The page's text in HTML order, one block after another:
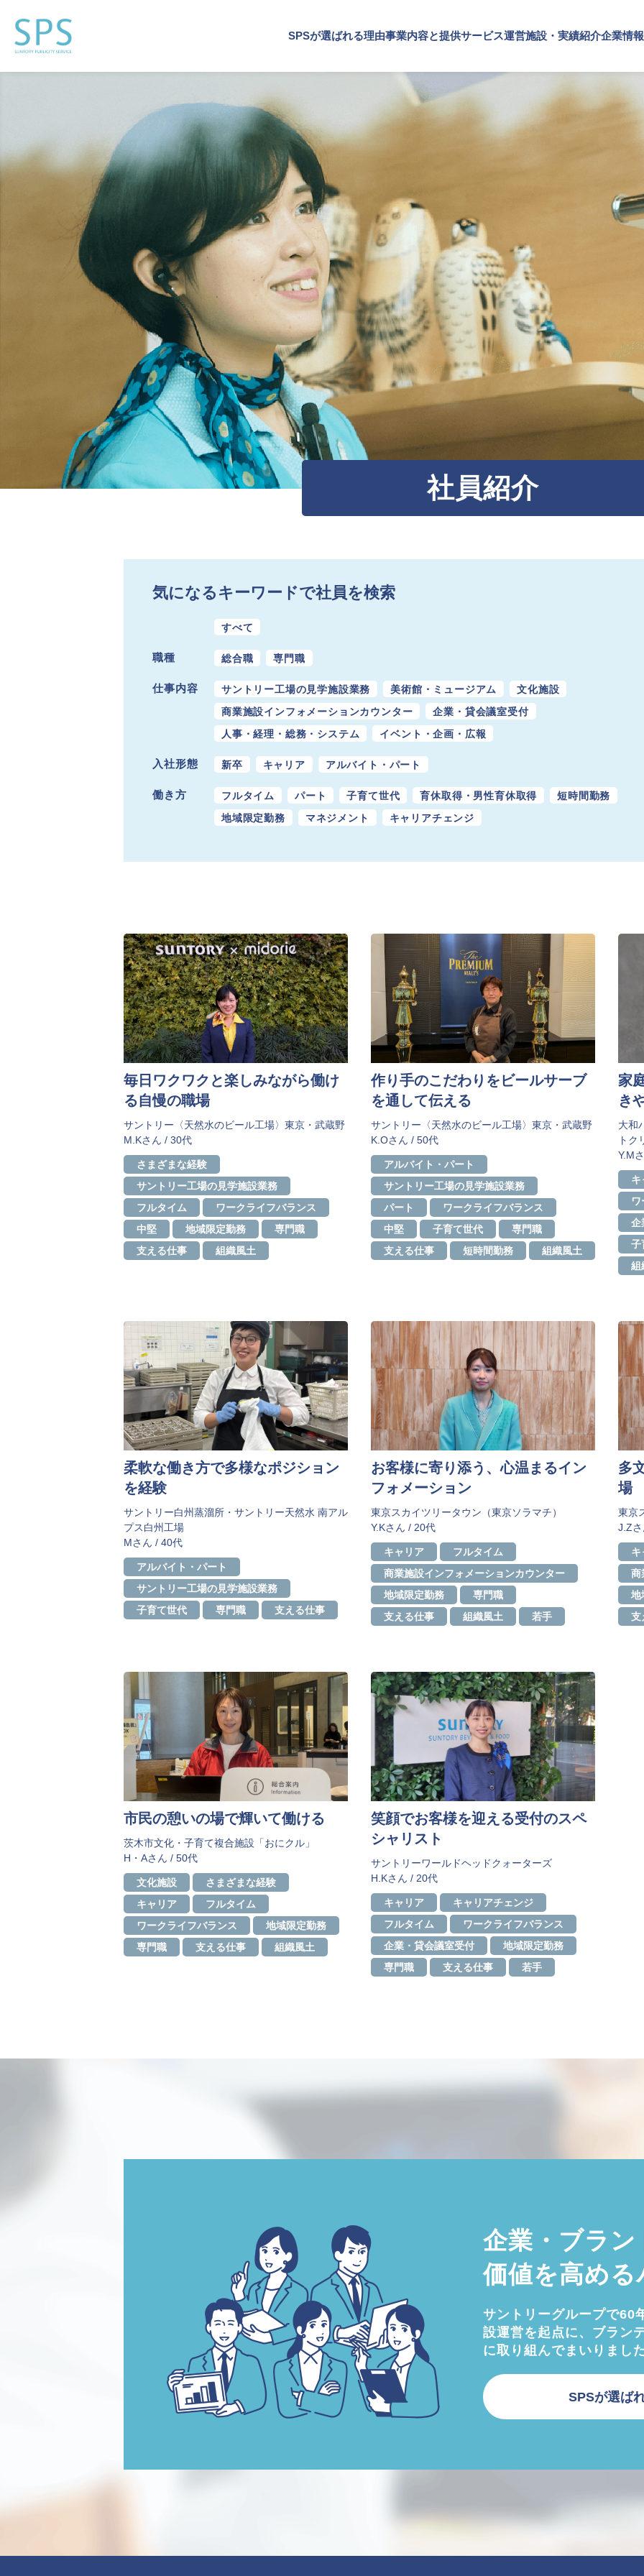
SPSが選ばれる理由事業内容と提供サービス
事業内容と提供サービス
企業・ブランドの価値向上
企業施設運営
企業施設コンサルティング
イベント企画・運営
サステナビリティ活動
デジタルマーケティング・制作
ビジネスサポート
文化・芸術振興や地域活性化
事業企画制作
文化施策策定支援
サービスDX・デジタル活用
運営施設・実績紹介
運営施設・実績紹介
運営施設
企業情報
トップメッセージ
企業理念
会社概要・アクセス
TOP
SPSが選ばれる理由
事業内容と提供サービス
企業施設コンサルティング
イベント企画・運営
サステナビリティ活動
デジタルマーケティング・制作
ビジネスサポート
文化・芸術振興や地域活性化
文化施設運営
文化施設コンサルティング
事業企画制作
文化施策策定支援
サービスDX・デジタル活用
社員紹介
気になるキーワードで社員を検索
すべて
職種 総合職 専門職
仕事内容 サントリー工場の見学施設業務 美術館・ミュージアム
​​文化施設
商業施設インフォメーションカウンター
企業・貸会議室受付
人事・経理・総務・システム
イベント・企画・広報
入社形態 新卒 キャリア アルバイト・パート
働き方 フルタイム パート 子育て世代 育休取得・男性育休取得
短時間勤務
地域限定勤務
マネジメント キャリアチェンジ
毎日ワクワクと楽しみながら働け
る自慢の職場
サントリー〈天然水のビール工場〉東京・武蔵野
M.Kさん / 30代
さまざまな経験
サントリー工場の見学施設業務
フルタイム
ワークライフバランス
中堅
地域限定勤務
専門職
支える仕事
組織風土
作り手のこだわりをビールサーブ
を通して伝える
サントリー〈天然水のビール工場〉東京・武蔵野
K.Oさん / 50代
アルバイト・パート
サントリー工場の見学施設業務
パート
ワークライフバランス
中堅
子育て世代
専門職
支える仕事
短時間勤務 組織風土
家
き
大和
トク
Y.M
キ
企
子
組
柔軟な働き方で多様なポジション
を経験
サントリー白州蒸溜所・サントリー天然水 南アル
プス白州工場
Mさん / 40代
アルバイト・パート
サントリー工場の見学施設業務
子育て世代
専門職 支える仕事
お客様に寄り添う、心温まるイン
フォメーション
東京スカイツリータウン（東京ソラマチ）
Y.Kさん / 20代
キャリア
フルタイム
商業施設インフォメーションカウンター
地域限定勤務
専門職
支える仕事
組織風土 若手
多
場
東京
J.Z
キ
商
地
支
市民の憩いの場で輝いて働ける
茨木市文化・子育て複合施設「おにクル」
H・Aさん / 50代
​​文化施設
さまざまな経験
キャリア
フルタイム
ワークライフバランス
地域限定勤務
専門職
支える仕事 組織風土
笑顔でお客様を迎える受付のスペ
シャリスト
サントリーワールドヘッドクォーターズ
H.Kさん / 20代
キャリア
キャリアチェンジ
フルタイム
ワークライフバランス
企業・貸会議室受付
地域限定勤務
専門職
支える仕事 若手
企業・ブラン
価値を高める
サントリーグループで60
設運営を起点に、ブラン
に取り組んでまいりました
SPSが選ば